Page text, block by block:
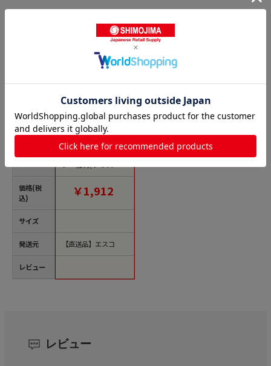
強力両面テープの人気商品との比較
価格(税
込)
サイズ
発送元
レビュー
エスコ EA944MD-95 5
ク用) 1個（ご注文単
￥1,912
【直送品】エスコ
レビュー